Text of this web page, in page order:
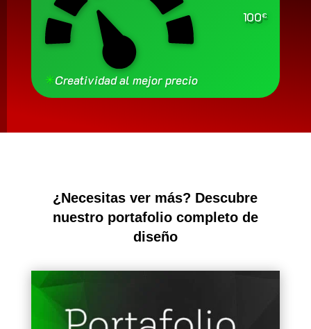
100€
✳Creatividad al mejor precio
¿Necesitas ver más? Descubre
nuestro portafolio completo de
diseño